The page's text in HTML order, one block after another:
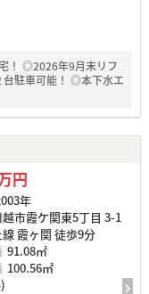
！ ◎2026年9月末リフ
駐車可能！ ◎本下水エ
円
年
市霞ケ関東5丁目 3-1
霞ヶ関 徒歩9分
91.08㎡
100.56㎡